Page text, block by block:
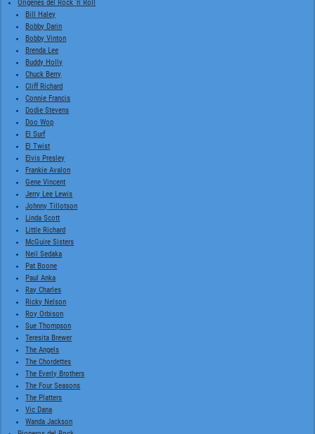
Orígenes del Rock 'n' Roll
Bill Haley
Bobby Darin
Bobby Vinton
Brenda Lee
Buddy Holly
Chuck Berry
Cliff Richard
Connie Francis
Dodie Stevens
Doo Wop
El Surf
El Twist
Elvis Presley
Frankie Avalon
Gene Vincent
Jerry Lee Lewis
Johnny Tillotson
Linda Scott
Little Richard
McGuire Sisters
Neil Sedaka
Pat Boone
Paul Anka
Ray Charles
Ricky Nelson
Roy Orbison
Sue Thompson
Teresita Brewer
The Angels
The Chordettes
The Everly Brothers
The Four Seasons
The Platters
Vic Dana
Wanda Jackson